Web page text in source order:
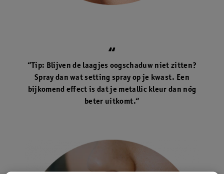
“Tip: Blijven de laagjes oogschaduw niet zitten?
Spray dan wat setting spray op je kwast. Een
bijkomend effect is dat je metallic kleur dan nóg
beter uitkomt.“